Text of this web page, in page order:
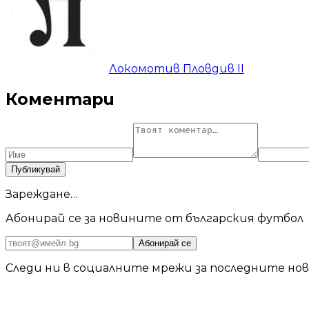
Локомотив Пловдив II
Коментари
Публикувай
Зареждане…
Абонирай се за новините от българския футбол
Абонирай се
Следи ни в социалните мрежи за последните